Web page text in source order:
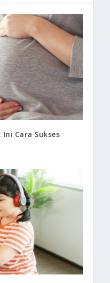
Cara Sukses